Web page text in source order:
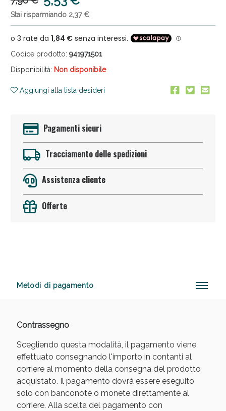
Stai risparmiando 2,37 €
Codice prodotto: 941971501
Disponibilità: Non disponibile
Aggiungi alla lista desideri
Pagamenti sicuri
Tracciamento delle spedizioni
Assistenza cliente
Offerte
Metodi di pagamento
Contrassegno
Scegliendo questa modalità, il pagamento viene
effettuato consegnando l'importo in contanti al
corriere al momento della consegna del prodotto
acquistato. Il pagamento dovrà essere eseguito
solo con banconote o monete direttamente al
corriere. Alla scelta del pagamento con
Anticellulite e Fanghi: Sconto fino al 40% valido